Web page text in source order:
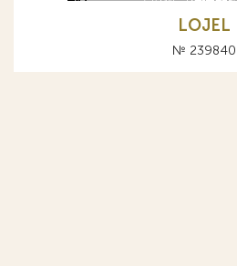
LOJEL
№ 239840